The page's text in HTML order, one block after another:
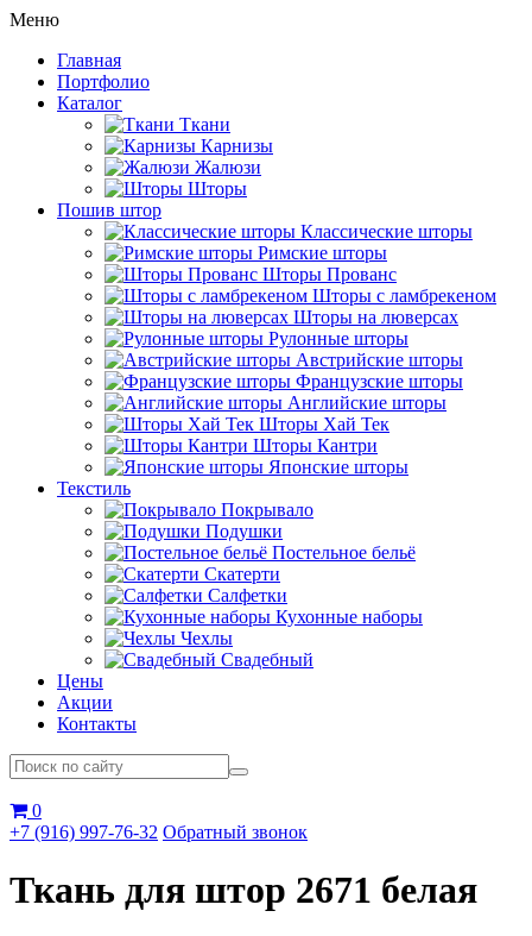
Меню
Главная
Портфолио
Каталог
Ткани
Карнизы
Жалюзи
Шторы
Пошив штор
Классические шторы
Римские шторы
Шторы Прованс
Шторы с ламбрекеном
Шторы на люверсах
Рулонные шторы
Австрийские шторы
Французские шторы
Английские шторы
Шторы Хай Тек
Шторы Кантри
Японские шторы
Текстиль
Покрывало
Подушки
Постельное бельё
Скатерти
Салфетки
Кухонные наборы
Чехлы
Свадебный
Цены
Акции
Контакты
0
+7 (916) 997-76-32 Обратный звонок
Ткань для штор 2671 белая